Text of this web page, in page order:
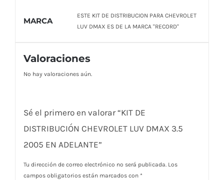
MARCA
ESTE KIT DE DISTRIBUCION PARA CHEVROLET
LUV DMAX ES DE LA MARCA "RECORD"
Valoraciones
No hay valoraciones aún.
Sé el primero en valorar “KIT DE
DISTRIBUCIÓN CHEVROLET LUV DMAX 3.5
2005 EN ADELANTE”
Tu dirección de correo electrónico no será publicada. Los
campos obligatorios están marcados con *